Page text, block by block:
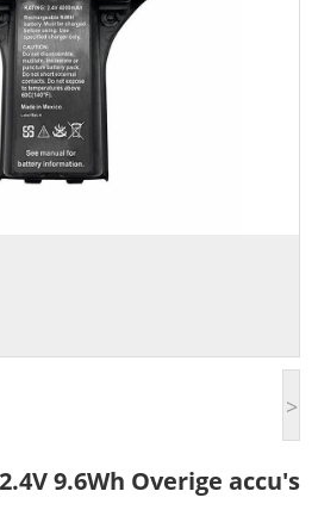
>
9.6Wh Overige accu's